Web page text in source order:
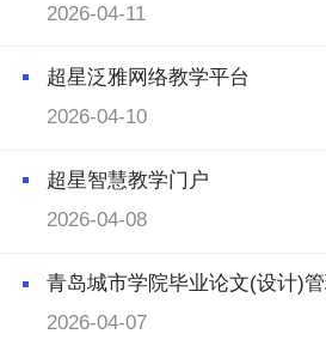
2026-04-11
超星泛雅网络教学平台
2026-04-10
超星智慧教学门户
2026-04-08
青岛城市学院毕业论文(设计)
2026-04-07